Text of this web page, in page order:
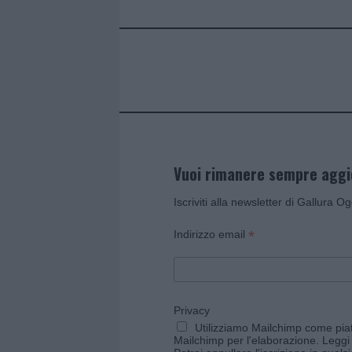
Vuoi rimanere sempre
Iscriviti alla newsletter di Gallura
Indirizzo email *
Privacy
Utilizziamo Mailchimp come
Mailchimp per l'elaborazione.